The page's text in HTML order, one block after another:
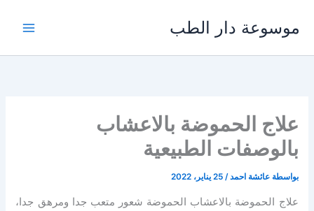
المحتوى
موسوعة دار الطب
علاج الحموضة بالاعشاب
بالوصفات الطبيعية
بواسطة عائشة احمد/25 يناير، 2022
علاج الحموضة بالاعشاب الحموضة شعور متعب جدا ومرهق جدا،